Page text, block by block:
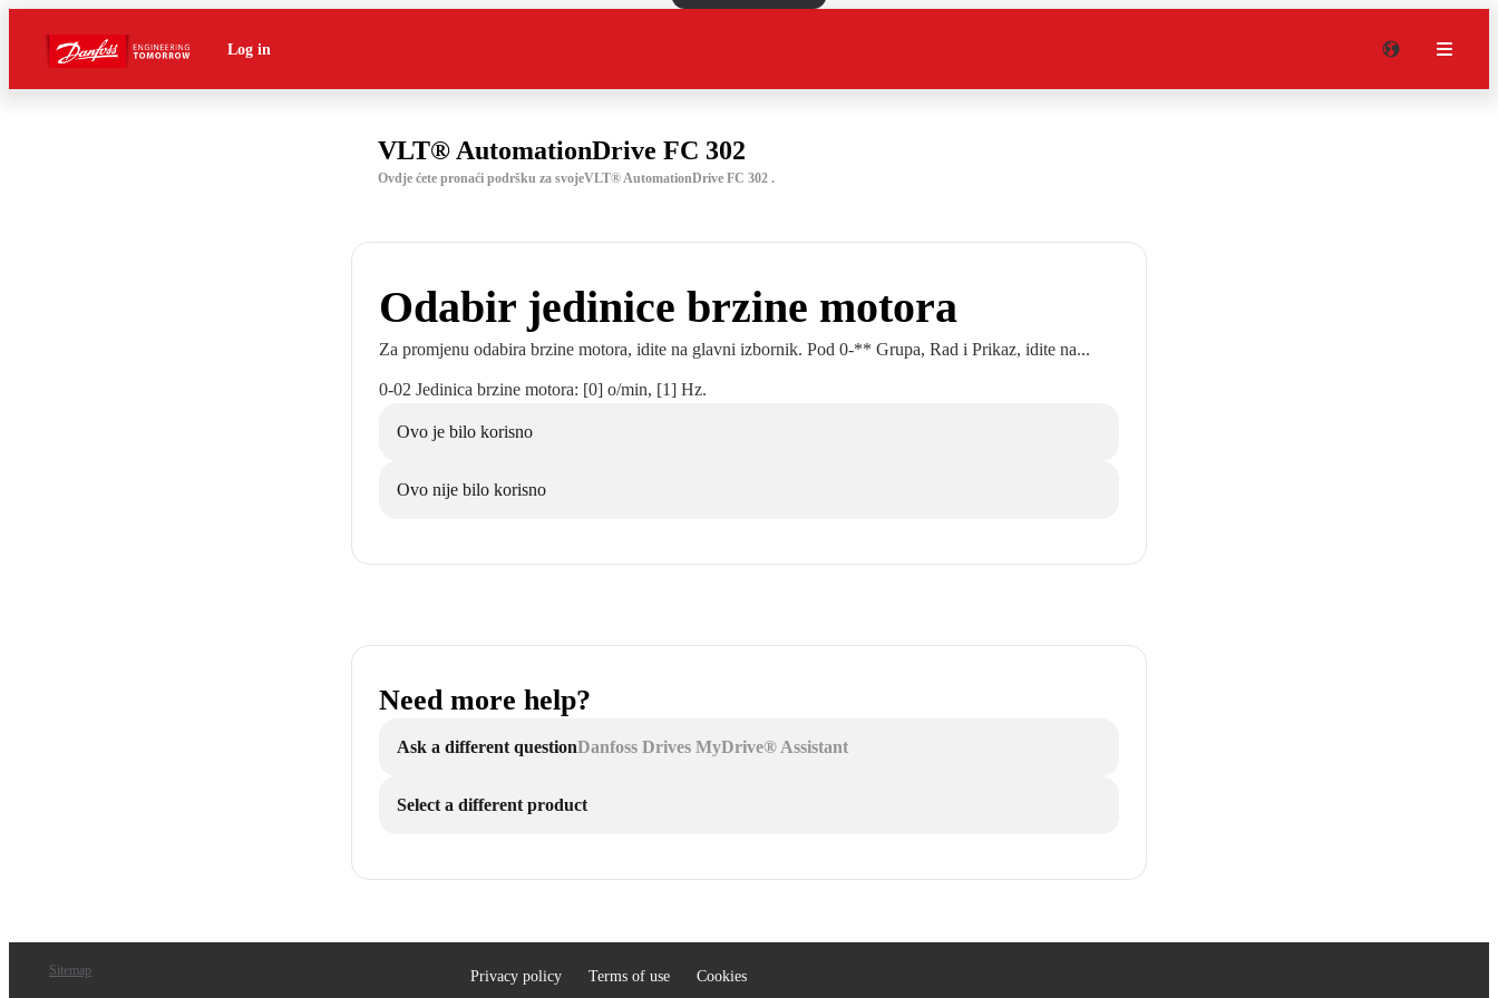
Log in
VLT® AutomationDrive FC 302
Ovdje ćete pronaći podršku za svojeVLT® AutomationDrive FC 302 .
Odabir jedinice brzine motora
Za promjenu odabira brzine motora, idite na glavni izbornik. Pod 0-** Grupa, Rad i Prikaz, idite na...
0-02 Jedinica brzine motora: [0] o/min, [1] Hz.
Ovo je bilo korisno
Ovo nije bilo korisno
Need more help?
Ask a different questionDanfoss Drives MyDrive® Assistant
Select a different product
Sitemap Privacy policy Terms of use Cookies